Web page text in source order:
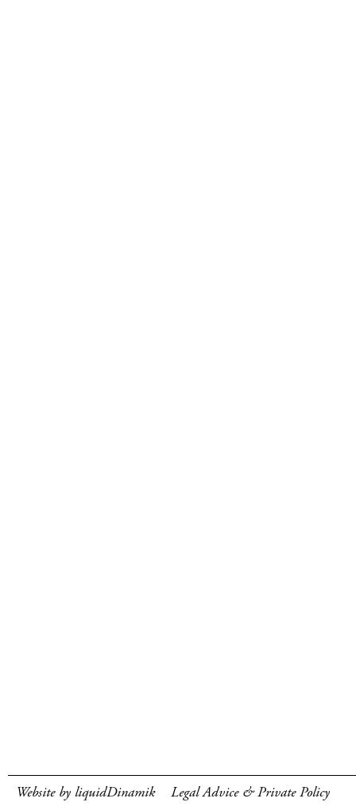
Website by liquidDinamik Legal Advice & Private Policy